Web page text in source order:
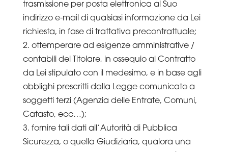
trasmissione per posta elettronica al Suo
indirizzo e-mail di qualsiasi informazione da Lei
richiesta, in fase di trattativa precontrattuale;
2. ottemperare ad esigenze amministrative /
contabili del Titolare, in ossequio al Contratto
da Lei stipulato con il medesimo, e in base agli
obblighi prescritti dalla Legge comunicato a
soggetti terzi (Agenzia delle Entrate, Comuni,
Catasto, ecc…);
3. fornire tali dati all’Autorità di Pubblica
Sicurezza, o quella Giudiziaria, qualora una